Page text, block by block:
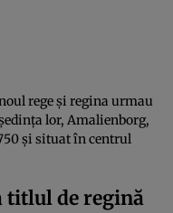
rege și regina urmau
lor, Amalienborg,
și situat în centrul
titlul de regină